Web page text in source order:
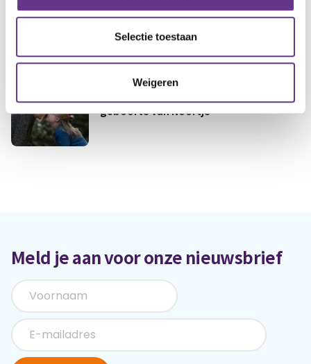
Selectie toestaan
Weigeren
Pim's zoon heeft het Fragiele X
Syndroom
geboorte van Noortje
Meld je aan voor onze nieuwsbrief